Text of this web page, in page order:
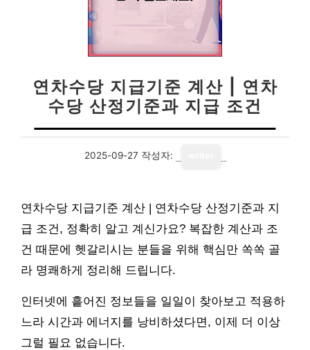
연차수당 지급기준 계산 | 연차
수당 산정기준과 지급 조건
2025-09-27 작성자:
연차수당 지급기준 계산 | 연차수당 산정기준과 지
급 조건, 정확히 알고 계신가요? 복잡한 계산과 조
건 때문에 헷갈리시는 분들을 위해 핵심만 쏙쏙 골
라 명쾌하게 정리해 드립니다.
인터넷에 흩어진 정보들을 일일이 찾아보고 적용하
느라 시간과 에너지를 낭비하셨다면, 이제 더 이상
그럴 필요 없습니다.